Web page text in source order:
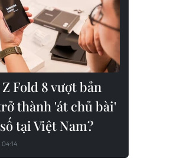
Fold 8 vượt bản
thành 'át chủ bài'
tại Việt Nam?